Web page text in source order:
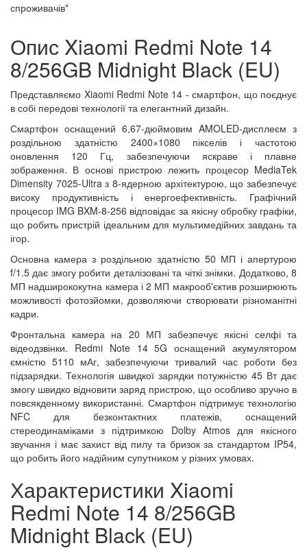
спроживачів"
Опис Xiaomi Redmi Note 14
8/256GB Midnight Black (EU)
Представляємо Xiaomi Redmi Note 14 - смартфон, що поєднує
в собі передові технології та елегантний дизайн.
Смартфон оснащений 6,67-дюймовим AMOLED-дисплеєм з
роздільною здатністю 2400×1080 пікселів і частотою
оновлення 120 Гц, забезпечуючи яскраве і плавне
зображення. В основі пристрою лежить процесор MediaTek
Dimensity 7025-Ultra з 8-ядерною архітектурою, що забезпечує
високу продуктивність і енергоефективність. Графічний
процесор IMG BXM-8-256 відповідає за якісну обробку графіки,
що робить пристрій ідеальним для мультимедійних завдань та
ігор.
Основна камера з роздільною здатністю 50 МП і апертурою
f/1.5 дає змогу робити деталізовані та чіткі знімки. Додатково, 8
МП надширококутна камера і 2 МП макрооб'єктив розширюють
можливості фотозйомки, дозволяючи створювати різноманітні
кадри.
Фронтальна камера на 20 МП забезпечує якісні селфі та
відеодзвінки. Redmi Note 14 5G оснащений акумулятором
ємністю 5110 мАг, забезпечуючи тривалий час роботи без
підзарядки. Технологія швидкої зарядки потужністю 45 Вт дає
змогу швидко відновити заряд пристрою, що особливо зручно в
повсякденному використанні. Смартфон підтримує технологію
NFC для безконтактних платежів, оснащений
стереодинаміками з підтримкою Dolby Atmos для якісного
звучання і має захист від пилу та бризок за стандартом IP54,
що робить його надійним супутником у різних умовах.
Характеристики Xiaomi
Redmi Note 14 8/256GB
Midnight Black (EU)